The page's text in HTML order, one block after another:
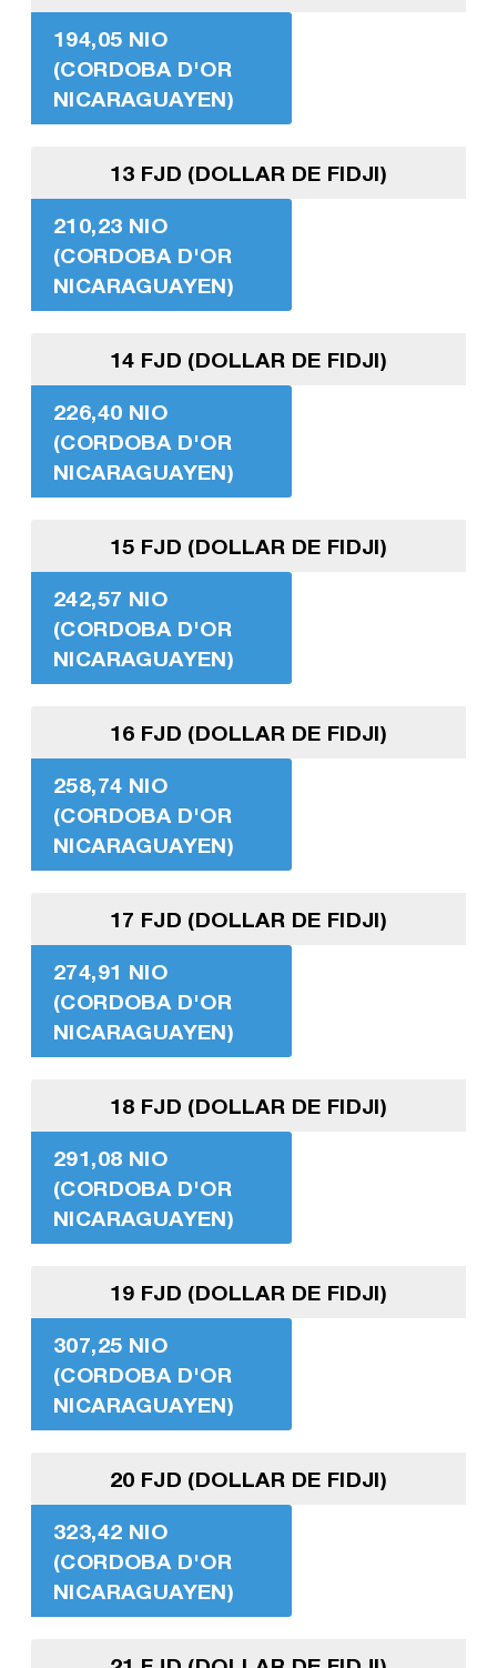
194,05 NIO
(CORDOBA D'OR
NICARAGUAYEN)
13 FJD (DOLLAR DE FIDJI)
210,23 NIO
(CORDOBA D'OR
NICARAGUAYEN)
14 FJD (DOLLAR DE FIDJI)
226,40 NIO
(CORDOBA D'OR
NICARAGUAYEN)
15 FJD (DOLLAR DE FIDJI)
242,57 NIO
(CORDOBA D'OR
NICARAGUAYEN)
16 FJD (DOLLAR DE FIDJI)
258,74 NIO
(CORDOBA D'OR
NICARAGUAYEN)
17 FJD (DOLLAR DE FIDJI)
274,91 NIO
(CORDOBA D'OR
NICARAGUAYEN)
18 FJD (DOLLAR DE FIDJI)
291,08 NIO
(CORDOBA D'OR
NICARAGUAYEN)
19 FJD (DOLLAR DE FIDJI)
307,25 NIO
(CORDOBA D'OR
NICARAGUAYEN)
20 FJD (DOLLAR DE FIDJI)
323,42 NIO
(CORDOBA D'OR
NICARAGUAYEN)